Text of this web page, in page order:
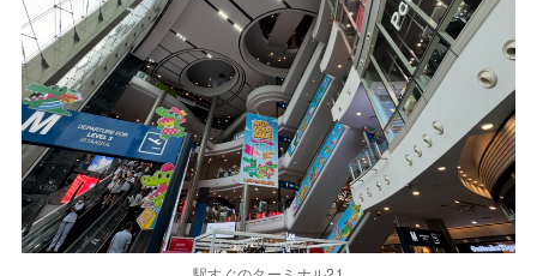
乗り換えちょっと歩く 交通渋滞見てタイを感じる